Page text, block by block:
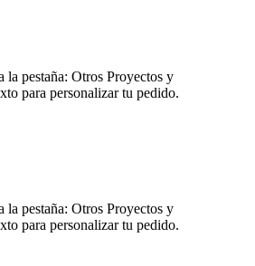
la pestaña: Otros Proyectos y
para personalizar tu pedido.
la pestaña: Otros Proyectos y
para personalizar tu pedido.